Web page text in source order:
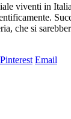
viventi in
che si
Pinterest Email